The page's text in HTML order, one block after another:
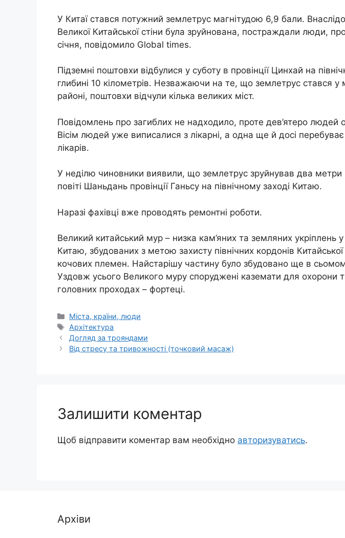
У Китаї стався потужний землетрус магнітудою 6,9 бали.
Великої Китайської стіни була зруйнована, постраждали люди,
січня, повідомило Global times.
Підземні поштовхи відбулися у суботу в провінції Цинхай на
глибині 10 кілометрів. Незважаючи на те, що землетрус стався
районі, поштовхи відчули кілька великих міст.
Повідомлень про загиблих не надходило, проте дев’ятеро людей
Вісім людей уже виписалися з лікарні, а одна ще й досі
лікарів.
У неділю чиновники виявили, що землетрус зруйнував два метри
повіті Шаньдань провінції Ганьсу на північному заході Китаю.
Наразі фахівці вже проводять ремонтні роботи.
Великий китайський мур – низка кам’яних та земляних укріплень у
Китаю, збудованих з метою захисту північних кордонів Китайської
кочових племен. Найстарішу частину було збудовано ще в
Уздовж усього Великого муру споруджені каземати для охорони
головних проходах – фортеці.
Категорії
Міста, країни, люди
Позначки
Архітектура
Догляд за трояндами
Від стресу та тривожності (точковий масаж)
Залишити коментар
Щоб відправити коментар вам необхідно авторизуватись.
Архіви